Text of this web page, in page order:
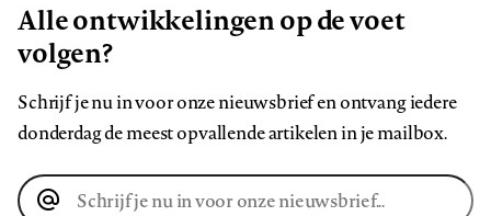
Alle ontwikkelingen op de voet
volgen?
Schrijf je nu in voor onze nieuwsbrief en ontvang iedere
donderdag de meest opvallende artikelen in je mailbox.